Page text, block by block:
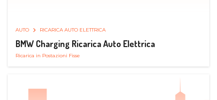
AUTO RICARICA AUTO ELETTRICA
BMW Charging Ricarica Auto Elettrica
Ricarica in Postazioni Fisse